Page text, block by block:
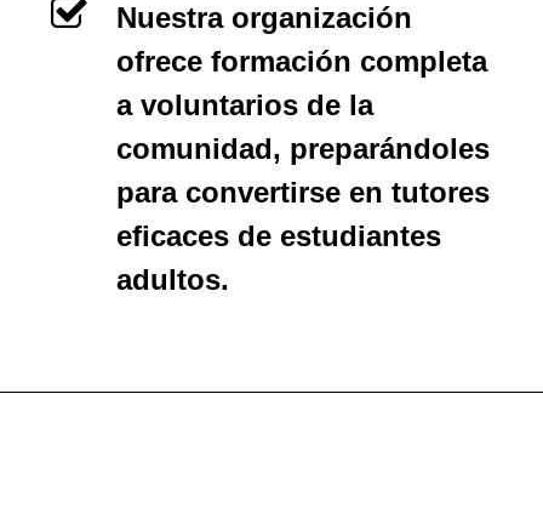
Nuestra organización
ofrece formación completa
a voluntarios de la
comunidad, preparándoles
para convertirse en tutores
eficaces de estudiantes
adultos.